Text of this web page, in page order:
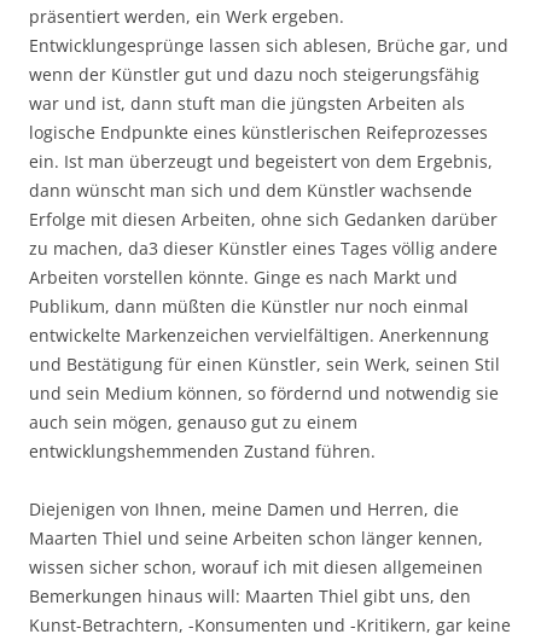
präsentiert werden, ein Werk ergeben.
Entwicklungesprünge lassen sich ablesen, Brüche gar, und
wenn der Künstler gut und dazu noch steigerungsfähig
war und ist, dann stuft man die jüngsten Arbeiten als
logische Endpunkte eines künstlerischen Reifeprozesses
ein. Ist man überzeugt und begeistert von dem Ergebnis,
dann wünscht man sich und dem Künstler wachsende
Erfolge mit diesen Arbeiten, ohne sich Gedanken darüber
zu machen, da3 dieser Künstler eines Tages völlig andere
Arbeiten vorstellen könnte. Ginge es nach Markt und
Publikum, dann müßten die Künstler nur noch einmal
entwickelte Markenzeichen vervielfältigen. Anerkennung
und Bestätigung für einen Künstler, sein Werk, seinen Stil
und sein Medium können, so fördernd und notwendig sie
auch sein mögen, genauso gut zu einem
entwicklungshemmenden Zustand führen.
Diejenigen von Ihnen, meine Damen und Herren, die
Maarten Thiel und seine Arbeiten schon länger kennen,
wissen sicher schon, worauf ich mit diesen allgemeinen
Bemerkungen hinaus will: Maarten Thiel gibt uns, den
Kunst-Betrachtern, -Konsumenten und -Kritikern, gar keine